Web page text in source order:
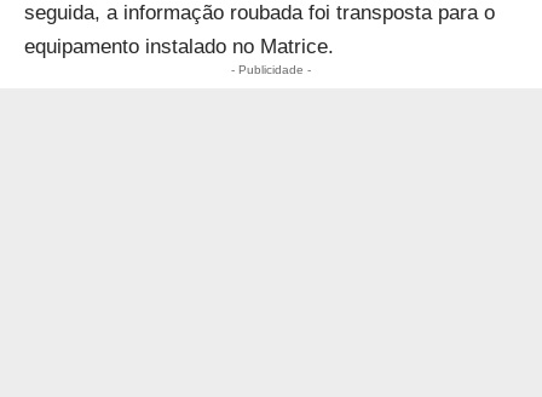
seguida, a informação roubada foi transposta para o
equipamento instalado no Matrice.
- Publicidade -